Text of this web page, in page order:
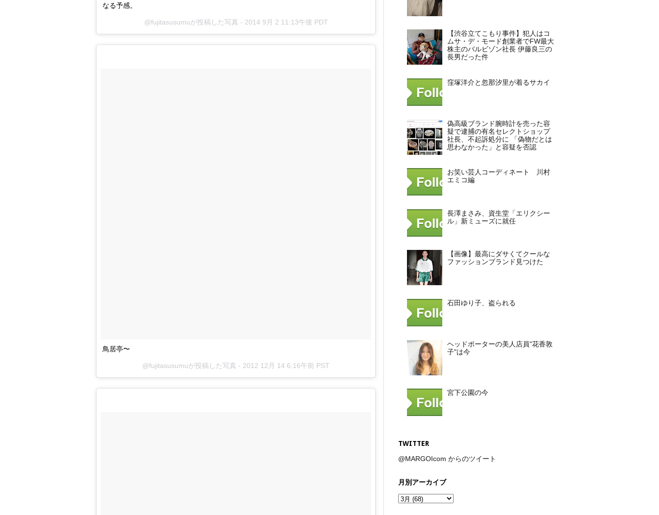
なる予感。
@fujitasusumuが投稿した写真 - 2014 9月 2 11:13午後 PDT
鳥居亭〜
@fujitasusumuが投稿した写真 - 2012 12月 14 6:16午前 PST
【渋谷立てこもり事件】犯人はコ
ムサ・デ・モード創業者でFW最大
株主のバルビゾン社長 伊藤良三の
長男だった件
窪塚洋介と忽那汐里が着るサカイ
偽高級ブランド腕時計を売った容
疑で逮捕の有名セレクトショップ
社長、不起訴処分に 「偽物だとは
思わなかった」と容疑を否認
お笑い芸人コーディネート 川村
エミコ編
長澤まさみ、資生堂「エリクシー
ル」新ミューズに就任
【画像】最高にダサくてクールな
ファッションブランド見つけた
石田ゆり子、盗られる
ヘッドポーターの美人店員"花香敦
子"は今
宮下公園の今
TWITTER
@MARGOIcom からのツイート
月別アーカイブ